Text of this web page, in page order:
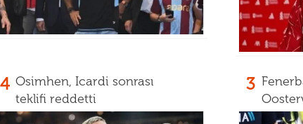
4 Osimhen, Icardi sonrası
teklifi reddetti
3